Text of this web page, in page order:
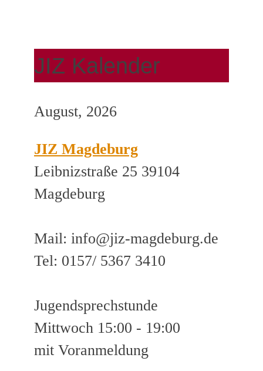
JIZ Kalender
August, 2026
JIZ Magdeburg
Leibnizstraße 25 39104
Magdeburg
Mail: info@jiz-magdeburg.de
Tel: 0157/ 5367 3410
Jugendsprechstunde
Mittwoch 15:00 - 19:00
mit Voranmeldung